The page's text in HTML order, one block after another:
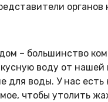
– большинство
воду от
для воды. У нас
чтобы утолить